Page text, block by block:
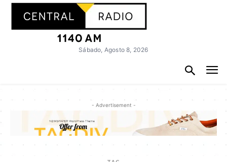
Sábado, Agosto 8, 2026
- Advertisement -